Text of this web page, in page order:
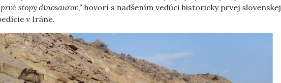
stopy dinosaurov,“ hovorí s nadšením vedúci historicky prvej slovenskej
v Iráne.